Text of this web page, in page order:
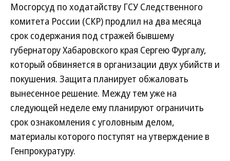
Мосгорсуд по ходатайству ГСУ Следственного
комитета России (СКР) продлил на два месяца
срок содержания под стражей бывшему
губернатору Хабаровского края Сергею Фургалу,
который обвиняется в организации двух убийств и
покушения. Защита планирует обжаловать
вынесенное решение. Между тем уже на
следующей неделе ему планируют ограничить
срок ознакомления с уголовным делом,
материалы которого поступят на утверждение в
Генпрокуратуру.